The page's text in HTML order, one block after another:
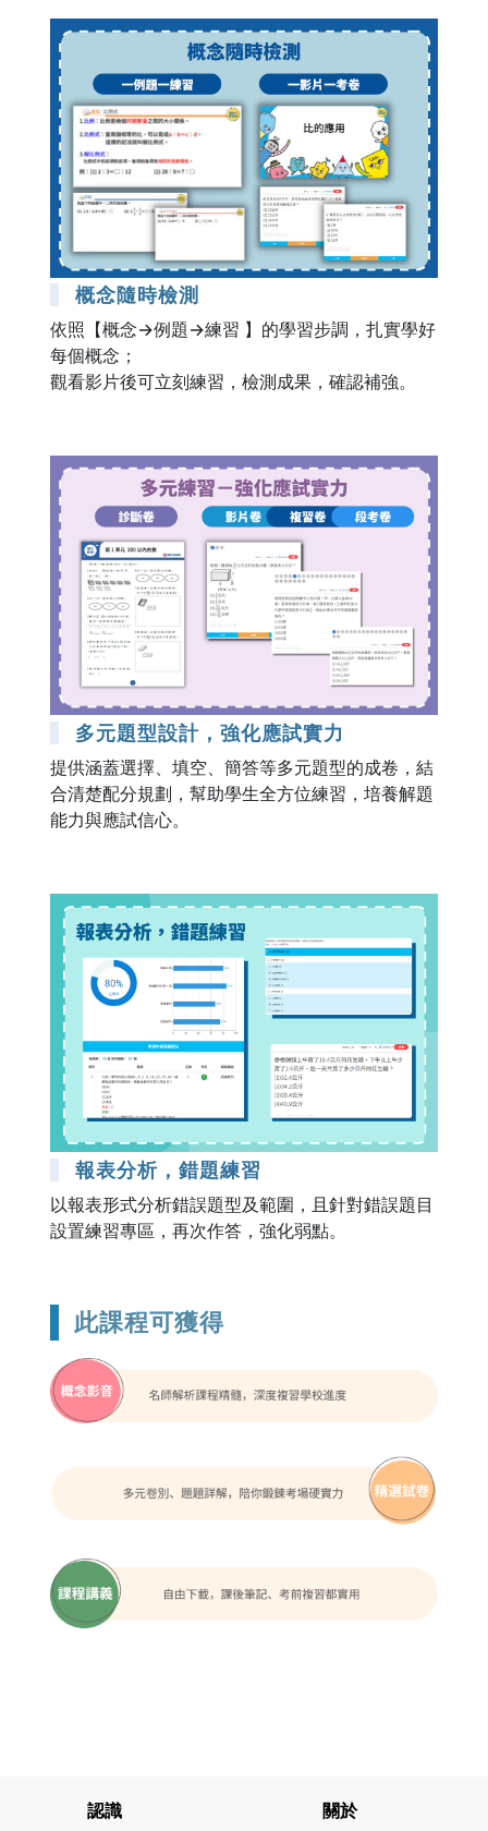
概念隨時檢測
依照【概念→例題→練習 】的學習步調，扎實學好
每個概念；
觀看影片後可立刻練習，檢測成果，確認補強。
多元題型設計，強化應試實力
提供涵蓋選擇、填空、簡答等多元題型的成卷，結
合清楚配分規劃，幫助學生全方位練習，培養解題
能力與應試信心。
報表分析，錯題練習
以報表形式分析錯誤題型及範圍，且針對錯誤題目
設置練習專區，再次作答，強化弱點。
此課程可獲得
認識 關於